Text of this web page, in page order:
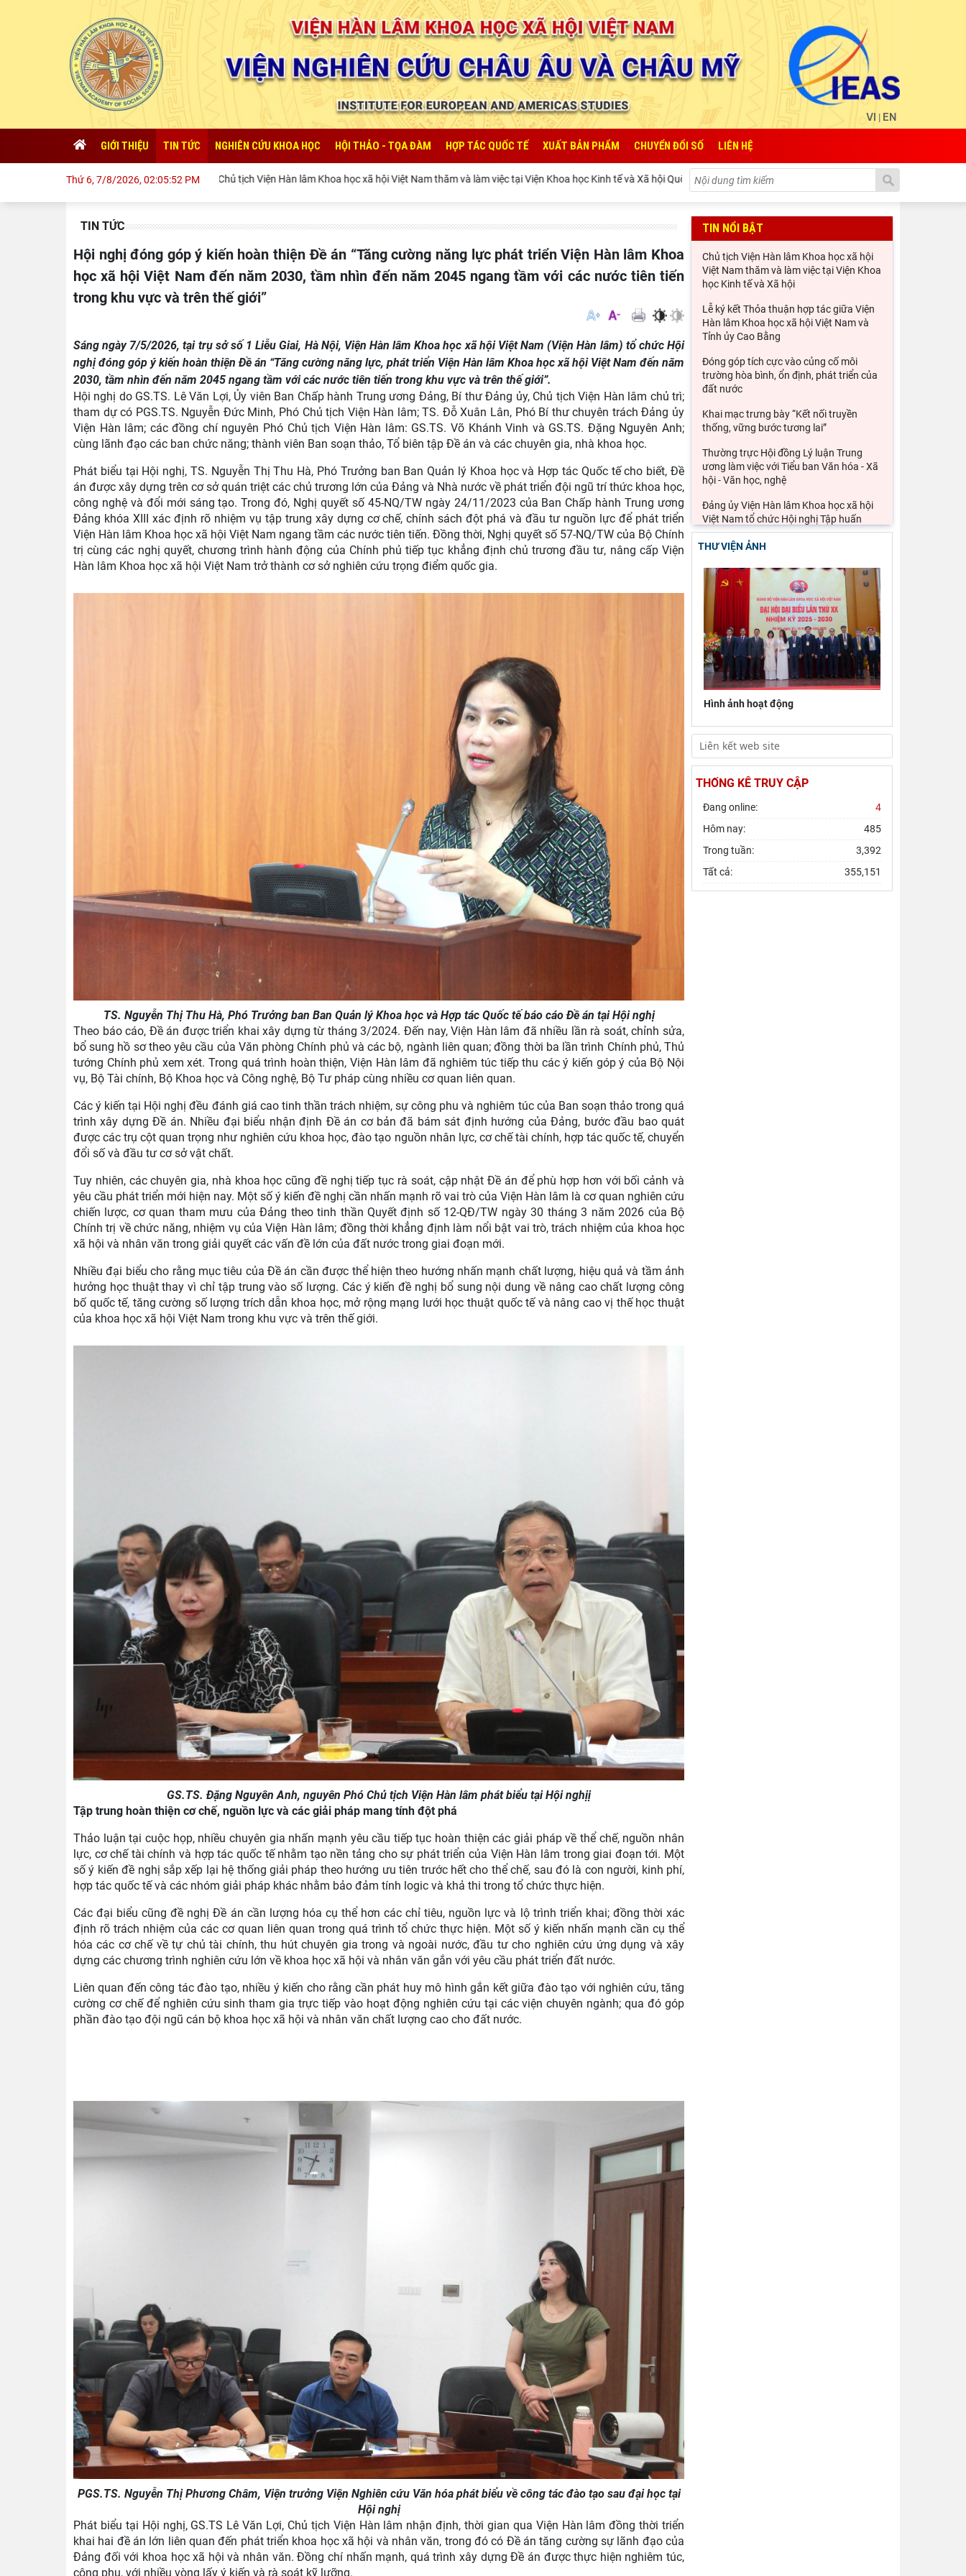
VI | EN
GIỚI THIỆU TIN TỨC NGHIÊN CỨU KHOA HỌC HỘI THẢO - TỌA ĐÀM HỢP TÁC QUỐC TẾ XUẤT BẢN PHẨM CHUYỂN ĐỔI SỐ LIÊN HỆ
Thứ 6, 7/8/2026, 02:05:54 PMChủ tịch Viện Hàn lâm Khoa học xã hội Việt Nam thăm và làm việc tại Viện Khoa học Kinh tế và Xã hội Quốc gia Lào Lễ ký kết Thỏa thuận hợp tác giữa Viện Hàn lâm Khoa
TIN TỨC
Hội nghị đóng góp ý kiến hoàn thiện Đề án “Tăng cường năng lực phát triển Viện Hàn lâm Khoa
học xã hội Việt Nam đến năm 2030, tầm nhìn đến năm 2045 ngang tầm với các nước tiên tiến
trong khu vực và trên thế giới”
Sáng ngày 7/5/2026, tại trụ sở số 1 Liễu Giai, Hà Nội, Viện Hàn lâm Khoa học xã hội Việt Nam (Viện Hàn lâm) tổ chức Hội
nghị đóng góp ý kiến hoàn thiện Đề án “Tăng cường năng lực, phát triển Viện Hàn lâm Khoa học xã hội Việt Nam đến năm
2030, tầm nhìn đến năm 2045 ngang tầm với các nước tiên tiến trong khu vực và trên thế giới”.
Hội nghị do GS.TS. Lê Văn Lợi, Ủy viên Ban Chấp hành Trung ương Đảng, Bí thư Đảng ủy, Chủ tịch Viện Hàn lâm chủ trì;
tham dự có PGS.TS. Nguyễn Đức Minh, Phó Chủ tịch Viện Hàn lâm; TS. Đỗ Xuân Lân, Phó Bí thư chuyên trách Đảng ủy
Viện Hàn lâm; các đồng chí nguyên Phó Chủ tịch Viện Hàn lâm: GS.TS. Võ Khánh Vinh và GS.TS. Đặng Nguyên Anh;
cùng lãnh đạo các ban chức năng; thành viên Ban soạn thảo, Tổ biên tập Đề án và các chuyên gia, nhà khoa học.
Phát biểu tại Hội nghị, TS. Nguyễn Thị Thu Hà, Phó Trưởng ban Ban Quản lý Khoa học và Hợp tác Quốc tế cho biết, Đề
án được xây dựng trên cơ sở quán triệt các chủ trương lớn của Đảng và Nhà nước về phát triển đội ngũ trí thức khoa học,
công nghệ và đổi mới sáng tạo. Trong đó, Nghị quyết số 45-NQ/TW ngày 24/11/2023 của Ban Chấp hành Trung ương
Đảng khóa XIII xác định rõ nhiệm vụ tập trung xây dựng cơ chế, chính sách đột phá và đầu tư nguồn lực để phát triển
Viện Hàn lâm Khoa học xã hội Việt Nam ngang tầm các nước tiên tiến. Đồng thời, Nghị quyết số 57-NQ/TW của Bộ Chính
trị cùng các nghị quyết, chương trình hành động của Chính phủ tiếp tục khẳng định chủ trương đầu tư, nâng cấp Viện
Hàn lâm Khoa học xã hội Việt Nam trở thành cơ sở nghiên cứu trọng điểm quốc gia.
TS. Nguyễn Thị Thu Hà, Phó Trưởng ban Ban Quản lý Khoa học và Hợp tác Quốc tế báo cáo Đề án tại Hội nghị
Theo báo cáo, Đề án được triển khai xây dựng từ tháng 3/2024. Đến nay, Viện Hàn lâm đã nhiều lần rà soát, chỉnh sửa,
bổ sung hồ sơ theo yêu cầu của Văn phòng Chính phủ và các bộ, ngành liên quan; đồng thời ba lần trình Chính phủ, Thủ
tướng Chính phủ xem xét. Trong quá trình hoàn thiện, Viện Hàn lâm đã nghiêm túc tiếp thu các ý kiến góp ý của Bộ Nội
vụ, Bộ Tài chính, Bộ Khoa học và Công nghệ, Bộ Tư pháp cùng nhiều cơ quan liên quan.
Các ý kiến tại Hội nghị đều đánh giá cao tinh thần trách nhiệm, sự công phu và nghiêm túc của Ban soạn thảo trong quá
trình xây dựng Đề án. Nhiều đại biểu nhận định Đề án cơ bản đã bám sát định hướng của Đảng, bước đầu bao quát
được các trụ cột quan trọng như nghiên cứu khoa học, đào tạo nguồn nhân lực, cơ chế tài chính, hợp tác quốc tế, chuyển
đổi số và đầu tư cơ sở vật chất.
Tuy nhiên, các chuyên gia, nhà khoa học cũng đề nghị tiếp tục rà soát, cập nhật Đề án để phù hợp hơn với bối cảnh và
yêu cầu phát triển mới hiện nay. Một số ý kiến đề nghị cần nhấn mạnh rõ vai trò của Viện Hàn lâm là cơ quan nghiên cứu
chiến lược, cơ quan tham mưu của Đảng theo tinh thần Quyết định số 12-QĐ/TW ngày 30 tháng 3 năm 2026 của Bộ
Chính trị về chức năng, nhiệm vụ của Viện Hàn lâm; đồng thời khẳng định làm nổi bật vai trò, trách nhiệm của khoa học
xã hội và nhân văn trong giải quyết các vấn đề lớn của đất nước trong giai đoạn mới.
Nhiều đại biểu cho rằng mục tiêu của Đề án cần được thể hiện theo hướng nhấn mạnh chất lượng, hiệu quả và tầm ảnh
hưởng học thuật thay vì chỉ tập trung vào số lượng. Các ý kiến đề nghị bổ sung nội dung về nâng cao chất lượng công
bố quốc tế, tăng cường số lượng trích dẫn khoa học, mở rộng mạng lưới học thuật quốc tế và nâng cao vị thế học thuật
của khoa học xã hội Việt Nam trong khu vực và trên thế giới.
GS.TS. Đặng Nguyên Anh, nguyên Phó Chủ tịch Viện Hàn lâm phát biểu tại Hội nghịị
Tập trung hoàn thiện cơ chế, nguồn lực và các giải pháp mang tính đột phá
Thảo luận tại cuộc họp, nhiều chuyên gia nhấn mạnh yêu cầu tiếp tục hoàn thiện các giải pháp về thể chế, nguồn nhân
lực, cơ chế tài chính và hợp tác quốc tế nhằm tạo nền tảng cho sự phát triển của Viện Hàn lâm trong giai đoạn tới. Một
số ý kiến đề nghị sắp xếp lại hệ thống giải pháp theo hướng ưu tiên trước hết cho thể chế, sau đó là con người, kinh phí,
hợp tác quốc tế và các nhóm giải pháp khác nhằm bảo đảm tính logic và khả thi trong tổ chức thực hiện.
Các đại biểu cũng đề nghị Đề án cần lượng hóa cụ thể hơn các chỉ tiêu, nguồn lực và lộ trình triển khai; đồng thời xác
định rõ trách nhiệm của các cơ quan liên quan trong quá trình tổ chức thực hiện. Một số ý kiến nhấn mạnh cần cụ thể
hóa các cơ chế về tự chủ tài chính, thu hút chuyên gia trong và ngoài nước, đầu tư cho nghiên cứu ứng dụng và xây
dựng các chương trình nghiên cứu lớn về khoa học xã hội và nhân văn gắn với yêu cầu phát triển đất nước.
Liên quan đến công tác đào tạo, nhiều ý kiến cho rằng cần phát huy mô hình gắn kết giữa đào tạo với nghiên cứu, tăng
cường cơ chế để nghiên cứu sinh tham gia trực tiếp vào hoạt động nghiên cứu tại các viện chuyên ngành; qua đó góp
phần đào tạo đội ngũ cán bộ khoa học xã hội và nhân văn chất lượng cao cho đất nước.
PGS.TS. Nguyễn Thị Phương Châm, Viện trưởng Viện Nghiên cứu Văn hóa phát biểu về công tác đào tạo sau đại học tại
Hội nghị
Phát biểu tại Hội nghị, GS.TS Lê Văn Lợi, Chủ tịch Viện Hàn lâm nhận định, thời gian qua Viện Hàn lâm đồng thời triển
khai hai đề án lớn liên quan đến phát triển khoa học xã hội và nhân văn, trong đó có Đề án tăng cường sự lãnh đạo của
Đảng đối với khoa học xã hội và nhân văn. Đồng chí nhấn mạnh, quá trình xây dựng Đề án được thực hiện nghiêm túc,
công phu, với nhiều vòng lấy ý kiến và rà soát kỹ lưỡng.
TIN NỔI BẬT
Chủ tịch Viện Hàn lâm Khoa học xã hội
Việt Nam thăm và làm việc tại Viện Khoa
học Kinh tế và Xã hội
Lễ ký kết Thỏa thuận hợp tác giữa Viện
Hàn lâm Khoa học xã hội Việt Nam và
Tỉnh ủy Cao Bằng
Đóng góp tích cực vào củng cố môi
trường hòa bình, ổn định, phát triển của
đất nước
Khai mạc trưng bày “Kết nối truyền
thống, vững bước tương lai”
Thường trực Hội đồng Lý luận Trung
ương làm việc với Tiểu ban Văn hóa - Xã
hội - Văn học, nghệ
Đảng ủy Viện Hàn lâm Khoa học xã hội
Việt Nam tổ chức Hội nghị Tập huấn
nghiệp vụ công tác kiểm
với Iran đến an ninh chuỗi cung ứng và
kinh tế vĩ mô của
Lý thuyết thực hành của các học giả
phương Tây và khả năng ứng dụng vào
phát triển du lịch cộng
Đoàn công tác Viện Nghiên cứu Châu Âu
và Châu Mỹ khảo sát thực tế tại thành
phố Hồ Chí Minh
văn hóa Lê Quý Đôn - Di sản và giá trị
thời đại”
THƯ VIỆN ẢNH
Hình ảnh hoạt động
THỐNG KÊ TRUY CẬP
Đang online:
4
Hôm nay:
485
Trong tuần:
3,392
Tất cả:
355,151